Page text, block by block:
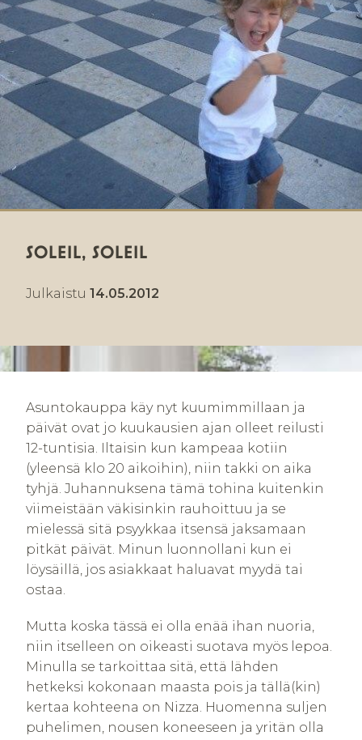
SOLEIL, SOLEIL
Julkaistu 14.05.2012
Asuntokauppa käy nyt kuumimmillaan ja
päivät ovat jo kuukausien ajan olleet reilusti
12-tuntisia. Iltaisin kun kampeaa kotiin
(yleensä klo 20 aikoihin), niin takki on aika
tyhjä. Juhannuksena tämä tohina kuitenkin
viimeistään väkisinkin rauhoittuu ja se
mielessä sitä psyykkaa itsensä jaksamaan
pitkät päivät. Minun luonnollani kun ei
löysäillä, jos asiakkaat haluavat myydä tai
ostaa.
Mutta koska tässä ei olla enää ihan nuoria,
niin itselleen on oikeasti suotava myös lepoa.
Minulla se tarkoittaa sitä, että lähden
hetkeksi kokonaan maasta pois ja tällä(kin)
kertaa kohteena on Nizza. Huomenna suljen
puhelimen, nousen koneeseen ja yritän olla